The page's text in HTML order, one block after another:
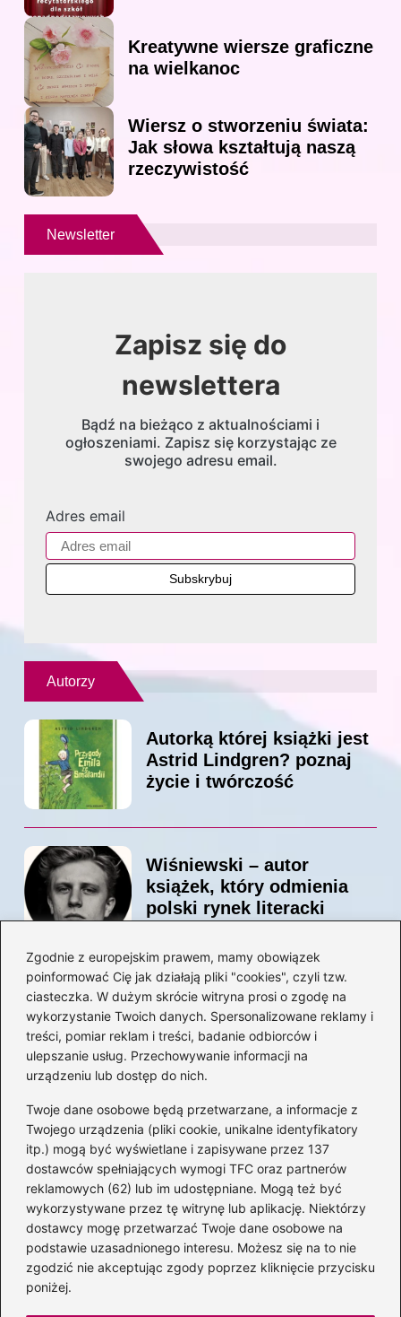
Zgodnie z europejskim prawem, mamy obowiązek
poinformować Cię jak działają pliki "cookies", czyli tzw.
ciasteczka. W dużym skrócie witryna prosi o zgodę na
wykorzystanie Twoich danych. Spersonalizowane reklamy i
treści, pomiar reklam i treści, badanie odbiorców i
ulepszanie usług. Przechowywanie informacji na
urządzeniu lub dostęp do nich.
Twoje dane osobowe będą przetwarzane, a informacje z
Twojego urządzenia (pliki cookie, unikalne identyfikatory
itp.) mogą być wyświetlane i zapisywane przez 137
dostawców spełniających wymogi TFC oraz partnerów
reklamowych (62) lub im udostępniane. Mogą też być
wykorzystywane przez tę witrynę lub aplikację. Niektórzy
dostawcy mogę przetwarzać Twoje dane osobowe na
podstawie uzasadnionego interesu. Możesz się na to nie
zgodzić nie akceptując zgody poprzez kliknięcie przycisku
poniżej.
Kreatywne wiersze graficzne
na wielkanoc
Wiersz o stworzeniu świata:
Jak słowa kształtują naszą
rzeczywistość
Newsletter
Zapisz się do
newslettera
Bądź na bieżąco z aktualnościami i
ogłoszeniami. Zapisz się korzystając ze
swojego adresu email.
Adres email
Autorzy
Autorką której książki jest
Astrid Lindgren? poznaj
życie i twórczość
Wiśniewski – autor
książek, który odmienia
polski rynek literacki
Magiczne kulisy życia
autora książki o Kubusiu
Puchatku
Odkryj inne książki autora
„Jaś i Małgosia”, które
musisz przeczytać
Odkrywając magiczny
świat: jakie książki napisał